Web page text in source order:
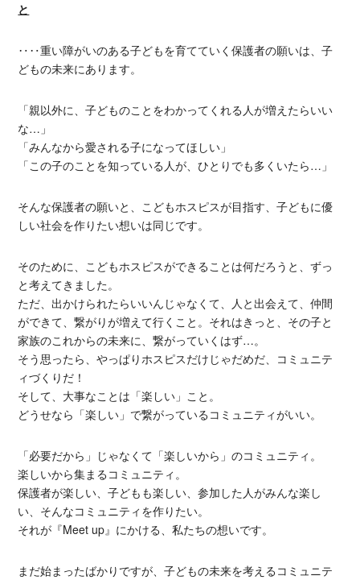
と
‥‥重い障がいのある子どもを育てていく保護者の願いは、子
どもの未来にあります。
「親以外に、子どものことをわかってくれる人が増えたらいい
な…」
「みんなから愛される子になってほしい」
「この子のことを知っている人が、ひとりでも多くいたら…」
そんな保護者の願いと、こどもホスピスが目指す、子どもに優
しい社会を作りたい想いは同じです。
そのために、こどもホスピスができることは何だろうと、ずっ
と考えてきました。
ただ、出かけられたらいいんじゃなくて、人と出会えて、仲間
ができて、繋がりが増えて行くこと。それはきっと、その子と
家族のこれからの未来に、繋がっていくはず…。
そう思ったら、やっぱりホスピスだけじゃだめだ、コミュニテ
ィづくりだ！
そして、大事なことは「楽しい」こと。
どうせなら「楽しい」で繋がっているコミュニティがいい。
「必要だから」じゃなくて「楽しいから」のコミュニティ。
楽しいから集まるコミュニティ。
保護者が楽しい、子どもも楽しい、参加した人がみんな楽し
い、そんなコミュニティを作りたい。
それが『Meet up』にかける、私たちの想いです。
まだ始まったばかりですが、子どもの未来を考えるコミュニテ